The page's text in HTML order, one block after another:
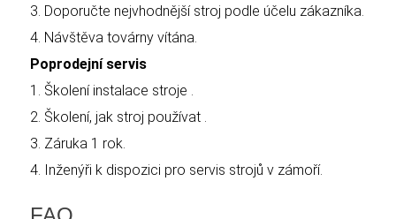
3. Doporučte nejvhodnější stroj podle účelu zákazníka.
4. Návštěva továrny vítána.
Poprodejní servis
1. Školení instalace stroje .
2. Školení, jak stroj používat .
3. Záruka 1 rok.
4. Inženýři k dispozici pro servis strojů v zámoří.